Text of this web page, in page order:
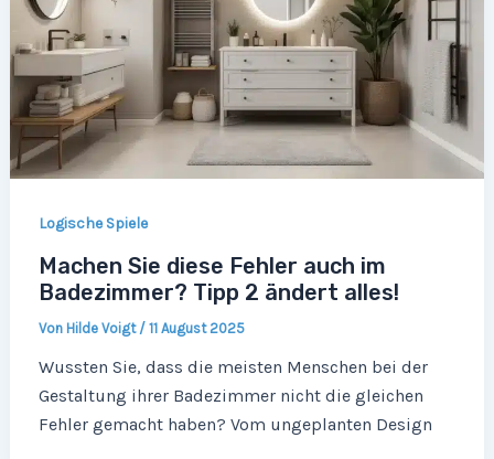
Logische Spiele
Machen Sie diese Fehler auch im
Badezimmer? Tipp 2 ändert alles!
Von Hilde Voigt / 11 August 2025
Wussten Sie, dass die meisten Menschen bei der
Gestaltung ihrer Badezimmer nicht die gleichen
Fehler gemacht haben? Vom ungeplanten Design